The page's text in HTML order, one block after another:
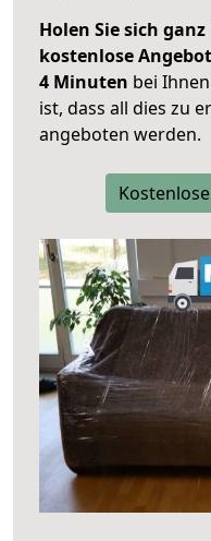
Holen Sie sich
kostenlose
4 Minuten bei
ist, dass all dies zu
angeboten werden.